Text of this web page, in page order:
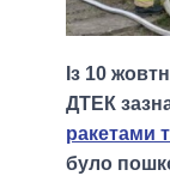
Із 10
ДТЕК
ракетами
було